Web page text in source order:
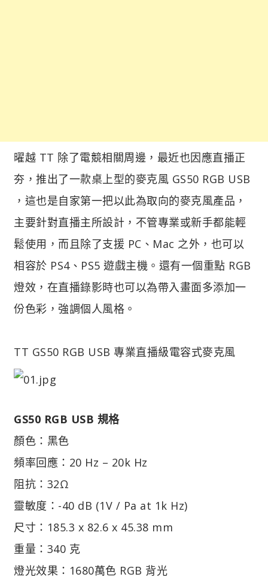
曜越 TT 除了電競相關周邊，最近也因應直播正
夯，推出了一款桌上型的麥克風 GS50 RGB USB
，這也是自家第一把以此為取向的麥克風產品，
主要針對直播主所設計，不管專業或新手都能輕
鬆使用，而且除了支援 PC、Mac 之外，也可以
相容於 PS4、PS5 遊戲主機。還有一個重點 RGB
燈效，在直播錄影時也可以為帶入畫面多添加一
份色彩，強調個人風格。
TT GS50 RGB USB 專業直播級電容式麥克風
GS50 RGB USB 規格
顏色：黑色
頻率回應：20 Hz – 20k Hz
阻抗：32Ω
靈敏度：-40 dB (1V / Pa at 1k Hz)
尺寸：185.3 x 82.6 x 45.38 mm
重量：340 克
燈光效果：1680萬色 RGB 背光